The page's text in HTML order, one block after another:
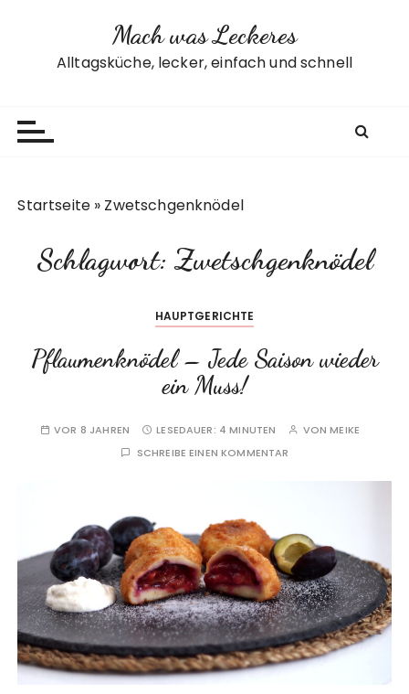
Mach was Leckeres
Alltagsküche, lecker, einfach und schnell
Startseite » Zwetschgenknödel
Schlagwort:Zwetschgenknödel
HAUPTGERICHTE
Pflaumenknödel – Jede Saison wieder
ein Muss!
VOR 8 JAHREN LESEDAUER: 4 MINUTEN VONMEIKE
SCHREIBE EINEN KOMMENTAR